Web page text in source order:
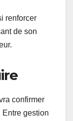
renforcer
de son
confirmer
Entre gestion